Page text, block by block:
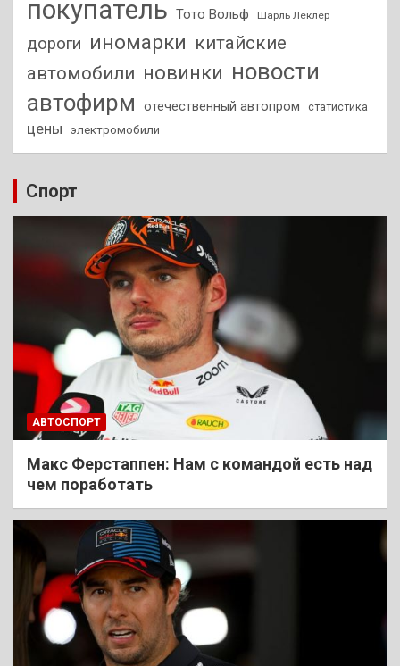
покупатель Тото Вольф Шарль Леклер
дороги иномарки китайские
автомобили новинки новости
автофирм
отечественный автопром статистика
цены электромобили
Спорт
АВТОСПОРТ
Макс Ферстаппен: Нам с командой есть над
чем поработать